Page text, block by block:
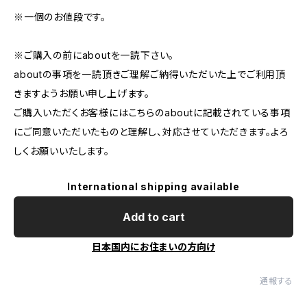
※一個のお値段です。
※ご購入の前にaboutを一読下さい。
aboutの事項を一読頂きご理解ご納得いただいた上でご利用頂
きますようお願い申し上げます。
ご購入いただくお客様にはこちらのaboutに記載されている事項
にご同意いただいたものと理解し、対応させていただきます。よろ
しくお願いいたします。
International shipping available
Add to cart
日本国内にお住まいの方向け
通報する